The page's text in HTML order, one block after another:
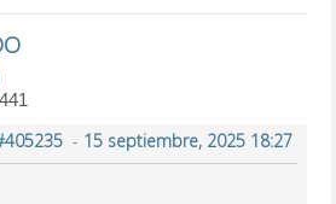
- 15 septiembre, 2025 18:27